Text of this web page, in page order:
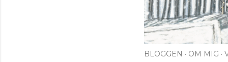
BLOGGEN OM MIG